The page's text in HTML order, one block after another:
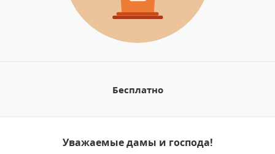
Бесплатно
Уважаемые дамы и господа!